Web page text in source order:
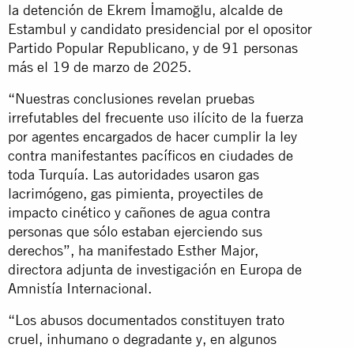
la detención de Ekrem İmamoğlu, alcalde de
Estambul y candidato presidencial por el opositor
Partido Popular Republicano, y de 91 personas
más el 19 de marzo de 2025.
“Nuestras conclusiones revelan pruebas
irrefutables del frecuente uso ilícito de la fuerza
por agentes encargados de hacer cumplir la ley
contra manifestantes pacíficos en ciudades de
toda Turquía. Las autoridades usaron gas
lacrimógeno, gas pimienta, proyectiles de
impacto cinético y cañones de agua contra
personas que sólo estaban ejerciendo sus
derechos”, ha manifestado Esther Major,
directora adjunta de investigación en Europa de
Amnistía Internacional.
“Los abusos documentados constituyen trato
cruel, inhumano o degradante y, en algunos